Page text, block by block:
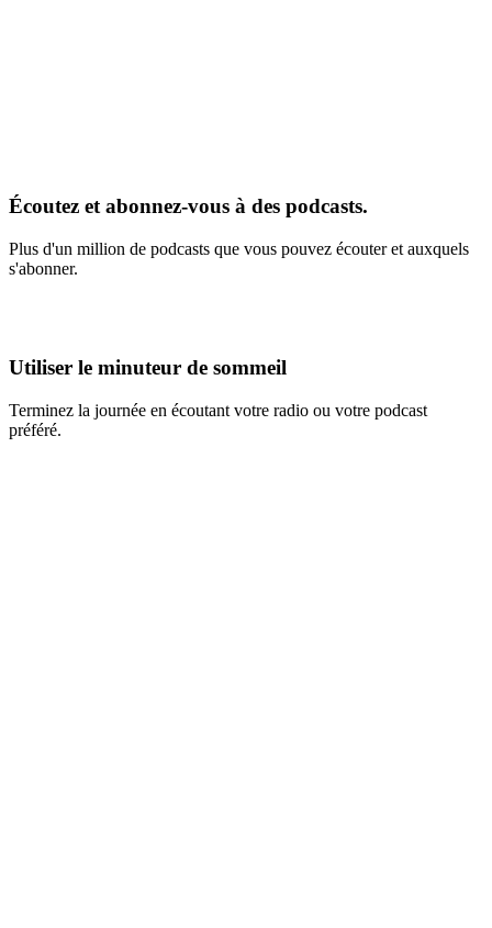
Écoutez et abonnez-vous à des podcasts.
Plus d'un million de podcasts que vous pouvez écouter et auxquels
s'abonner.
Utiliser le minuteur de sommeil
Terminez la journée en écoutant votre radio ou votre podcast
préféré.